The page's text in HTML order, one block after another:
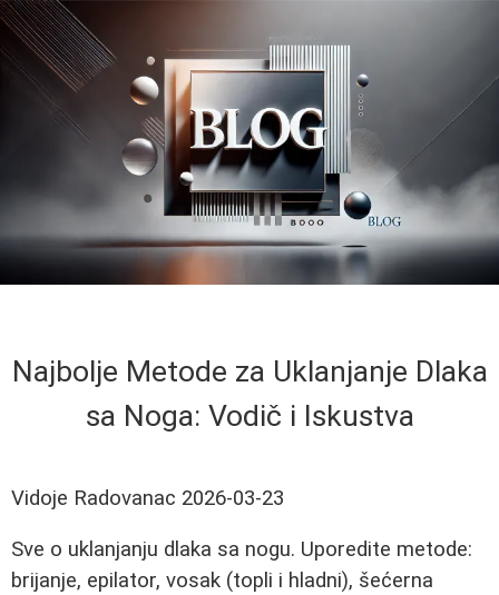
Najbolje Metode za Uklanjanje Dlaka
sa Noga: Vodič i Iskustva
Vidoje Radovanac 2026-03-23
Sve o uklanjanju dlaka sa nogu. Uporedite metode:
brijanje, epilator, vosak (topli i hladni), šećerna